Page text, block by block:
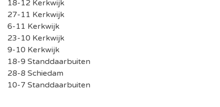
18-12 Kerkwijk
27-11 Kerkwijk
6-11 Kerkwijk
23-10 Kerkwijk
9-10 Kerkwijk
18-9 Standdaarbuiten
28-8 Schiedam
10-7 Standdaarbuiten